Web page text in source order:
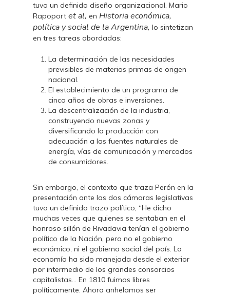
tuvo un definido diseño organizacional. Mario
Rapoport et al, en Historia económica,
política y social de la Argentina, lo sintetizan
en tres tareas abordadas:
La determinación de las necesidades
previsibles de materias primas de origen
nacional.
El establecimiento de un programa de
cinco años de obras e inversiones.
La descentralización de la industria,
construyendo nuevas zonas y
diversificando la producción con
adecuación a las fuentes naturales de
energía, vías de comunicación y mercados
de consumidores.
Sin embargo, el contexto que traza Perón en la
presentación ante las dos cámaras legislativas
tuvo un definido trazo político, “He dicho
muchas veces que quienes se sentaban en el
honroso sillón de Rivadavia tenían el gobierno
político de la Nación, pero no el gobierno
económico, ni el gobierno social del país. La
economía ha sido manejada desde el exterior
por intermedio de los grandes consorcios
capitalistas… En 1810 fuimos libres
políticamente. Ahora anhelamos ser